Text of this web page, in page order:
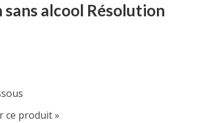
alcool Résolution
ce produit »